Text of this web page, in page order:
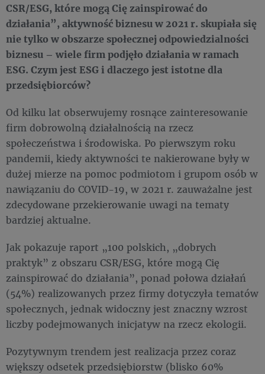
CSR/ESG, które mogą Cię zainspirować do
działania”, aktywność biznesu w 2021 r. skupiała się
nie tylko w obszarze społecznej odpowiedzialności
biznesu – wiele firm podjęło działania w ramach
ESG. Czym jest ESG i dlaczego jest istotne dla
przedsiębiorców?
Od kilku lat obserwujemy rosnące zainteresowanie
firm dobrowolną działalnością na rzecz
społeczeństwa i środowiska. Po pierwszym roku
pandemii, kiedy aktywności te nakierowane były w
dużej mierze na pomoc podmiotom i grupom osób w
nawiązaniu do COVID-19, w 2021 r. zauważalne jest
zdecydowane przekierowanie uwagi na tematy
bardziej aktualne.
Jak pokazuje raport „100 polskich, „dobrych
praktyk” z obszaru CSR/ESG, które mogą Cię
zainspirować do działania”, ponad połowa działań
(54%) realizowanych przez firmy dotyczyła tematów
społecznych, jednak widoczny jest znaczny wzrost
liczby podejmowanych inicjatyw na rzecz ekologii.
Pozytywnym trendem jest realizacja przez coraz
większy odsetek przedsiębiorstw (blisko 60%